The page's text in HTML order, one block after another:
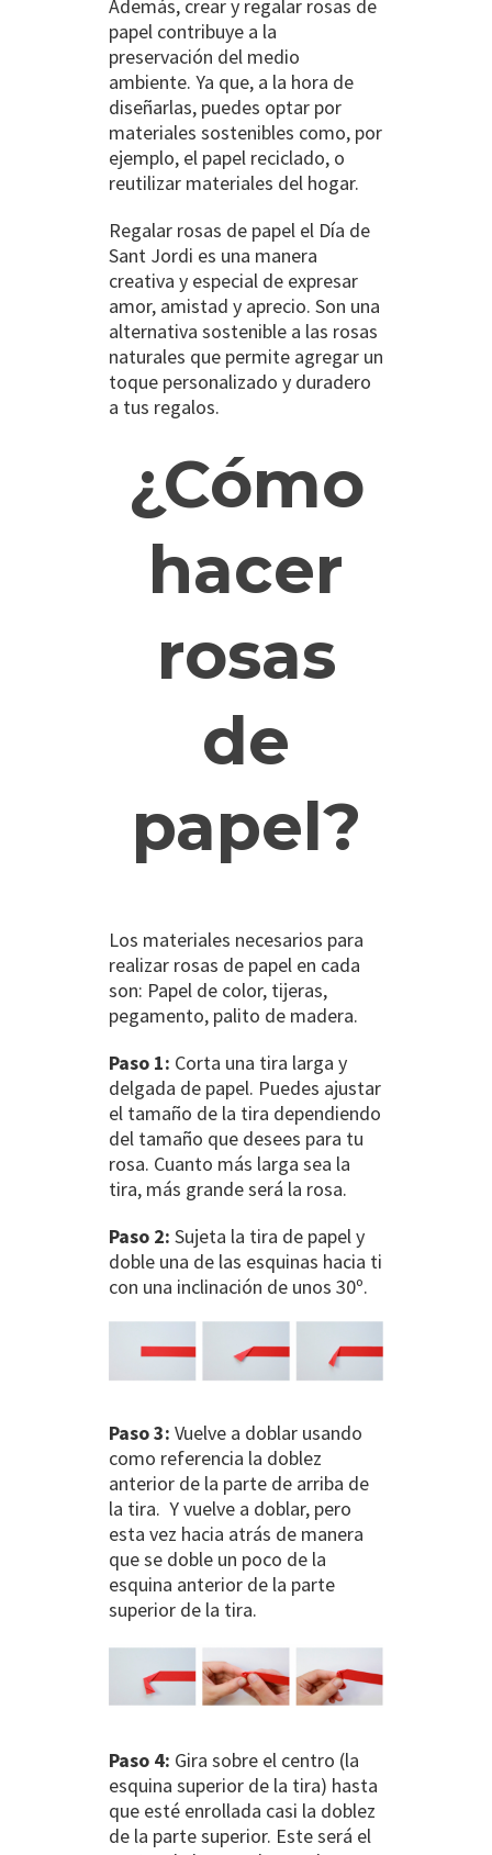
Además, crear y regalar rosas de
papel contribuye a la
preservación del medio
ambiente. Ya que, a la hora de
diseñarlas, puedes optar por
materiales sostenibles como, por
ejemplo, el papel reciclado, o
reutilizar materiales del hogar.
Regalar rosas de papel el Día de
Sant Jordi es una manera
creativa y especial de expresar
amor, amistad y aprecio. Son una
alternativa sostenible a las rosas
naturales que permite agregar un
toque personalizado y duradero
a tus regalos.
¿Cómo
hacer
rosas
de
papel?
Los materiales necesarios para
realizar rosas de papel en cada
son: Papel de color, tijeras,
pegamento, palito de madera.
Paso 1: Corta una tira larga y
delgada de papel. Puedes ajustar
el tamaño de la tira dependiendo
del tamaño que desees para tu
rosa. Cuanto más larga sea la
tira, más grande será la rosa.
Paso 2: Sujeta la tira de papel y
doble una de las esquinas hacia ti
con una inclinación de unos 30º.
Paso 3: Vuelve a doblar usando
como referencia la doblez
anterior de la parte de arriba de
la tira. Y vuelve a doblar, pero
esta vez hacia atrás de manera
que se doble un poco de la
esquina anterior de la parte
superior de la tira.
Paso 4: Gira sobre el centro (la
esquina superior de la tira) hasta
que esté enrollada casi la doblez
de la parte superior. Este será el